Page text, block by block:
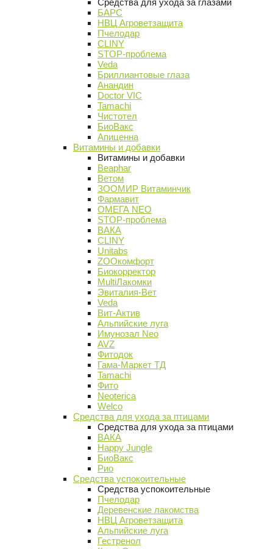
Средства для ухода за глазами
БАРС
НВЦ Агроветзащита
Пчелодар
CLINY
STOP-проблема
Veda
Бриллиантовые глаза
Анандин
Doctor VIC
Tamachi
Чистотел
БиоВакс
Апиценна
Витамины и добавки
Витамины и добавки
Beaphar
Ветом
ЗООМИР Витаминчик
Фармавит
ОМЕГА NEO
STOP-проблема
ВАКА
CLINY
Unitabs
ZOOкомфорт
Биокорректор
MultiЛакомки
Эвиталия-Вет
Veda
Вит-Актив
Альпийские луга
Имунозал Neo
AVZ
Фитодок
Гама-Маркет ТД
Tamachi
Фито
Neoterica
Welco
Средства для ухода за птицами
Средства для ухода за птицами
ВАКА
Happy Jungle
БиоВакс
Рио
Средства успокоительные
Средства успокоительные
Пчелодар
Деревенские лакомства
НВЦ Агроветзащита
Альпийские луга
Гестренол